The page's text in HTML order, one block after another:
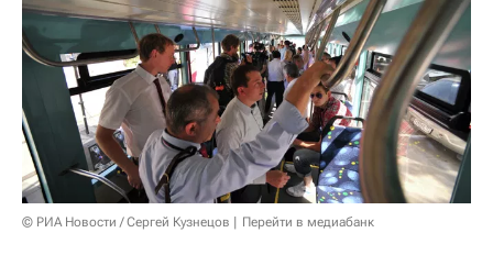
© РИА Новости / Сергей Кузнецов Перейти в медиабанк